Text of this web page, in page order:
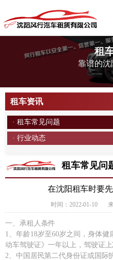
租
靠谱的沈
租车资讯
· 租车常见问题
· 行业动态
租车常见问
在沈阳租车时要
时间：2022-01-10
一、承租人条件
1、年龄18岁至60岁之间，身体
动车驾驶证》一年以上，驾驶证
2、中国居民第二代身份证或国际